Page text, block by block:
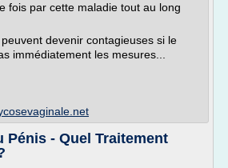
fois par cette maladie tout au long
devenir contagieuses si le
immédiatement les mesures...
Pénis - Quel Traitement